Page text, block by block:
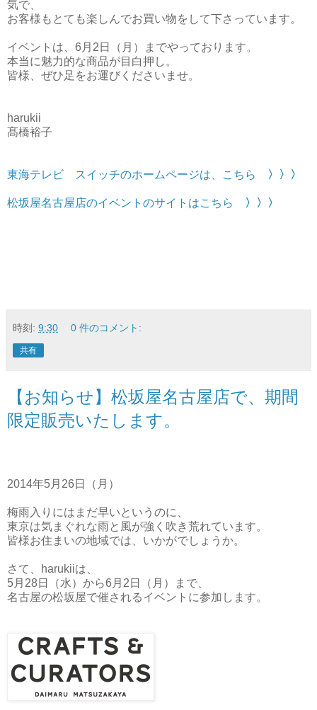
気で、
お客様もとても楽しんでお買い物をして下さっています。
イベントは、6月2日（月）までやっております。
本当に魅力的な商品が目白押し。
皆様、ぜひ足をお運びくださいませ。
harukii
髙橋裕子
東海テレビ スイッチのホームページは、こちら 〉〉〉
松坂屋名古屋店のイベントのサイトはこちら 〉〉〉
時刻: 9:30 0 件のコメント:
共有
【お知らせ】松坂屋名古屋店で、期間
限定販売いたします。
2014年5月26日（月）
梅雨入りにはまだ早いというのに、
東京は気まぐれな雨と風が強く吹き荒れています。
皆様お住まいの地域では、いかがでしょうか。
さて、harukiiは、
5月28日（水）から6月2日（月）まで、
名古屋の松坂屋で催されるイベントに参加します。